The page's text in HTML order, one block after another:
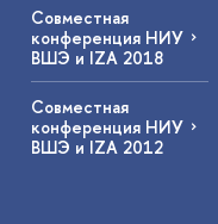
Совместная
конференция НИУ
ВШЭ и IZA 2018
Совместная
конференция НИУ
ВШЭ и IZA 2012